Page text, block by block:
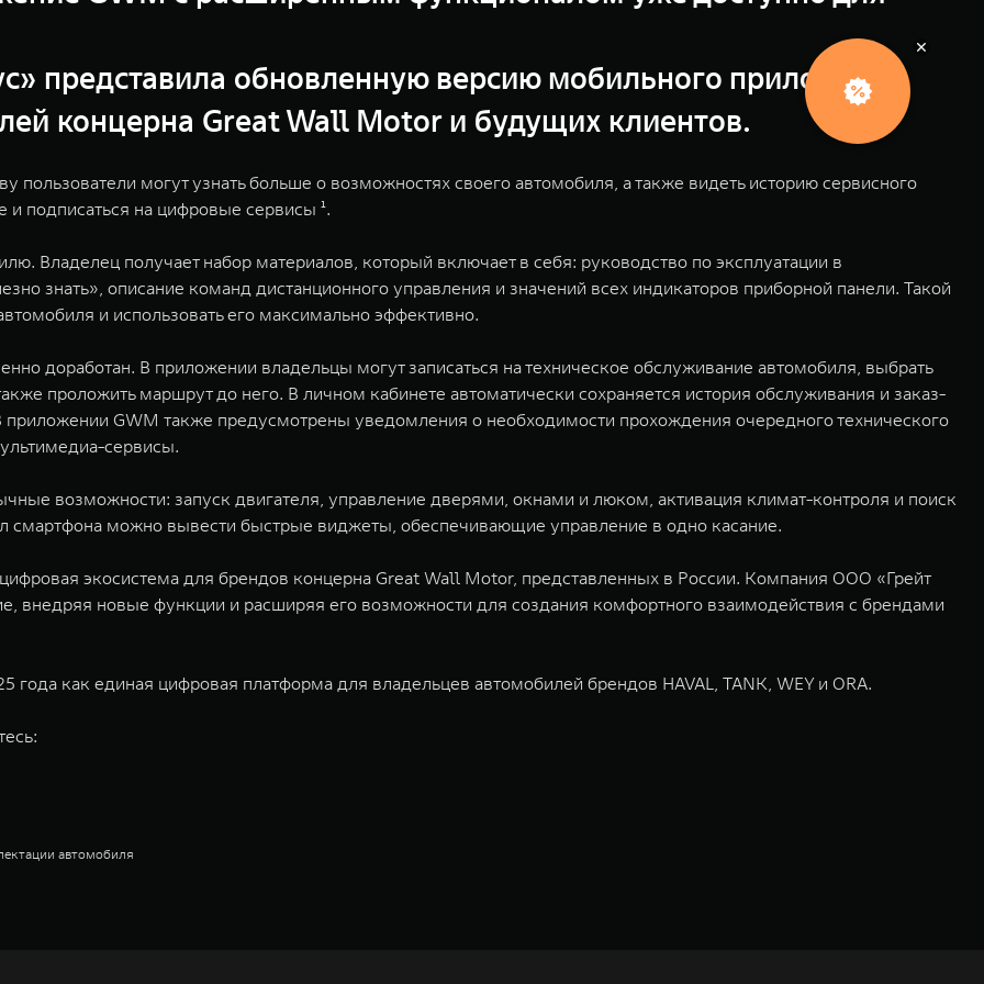
представила обновленную версию мобильного приложения
концерна Great Wall Motor и будущих клиентов.
могут узнать больше о возможностях своего автомобиля, а также видеть историю сервисного
и подписаться на цифровые сервисы ¹.
Владелец получает набор материалов, который включает в себя: руководство по эксплуатации в
знать», описание команд дистанционного управления и значений всех индикаторов приборной панели. Такой
и использовать его максимально эффективно.
доработан. В приложении владельцы могут записаться на техническое обслуживание автомобиля, выбрать
проложить маршрут до него. В личном кабинете автоматически сохраняется история обслуживания и заказ-
GWM также предусмотрены уведомления о необходимости прохождения очередного технического
сервисы.
возможности: запуск двигателя, управление дверями, окнами и люком, активация климат-контроля и поиск
смартфона можно вывести быстрые виджеты, обеспечивающие управление в одно касание.
экосистема для брендов концерна Great Wall Motor, представленных в России. Компания ООО «Грейт
внедряя новые функции и расширяя его возможности для создания комфортного взаимодействия с брендами
как единая цифровая платформа для владельцев автомобилей брендов HAVAL, TANK, WEY и ORA.
автомобиля
О
с
о
б
ы
е
у
с
л
о
в
и
я